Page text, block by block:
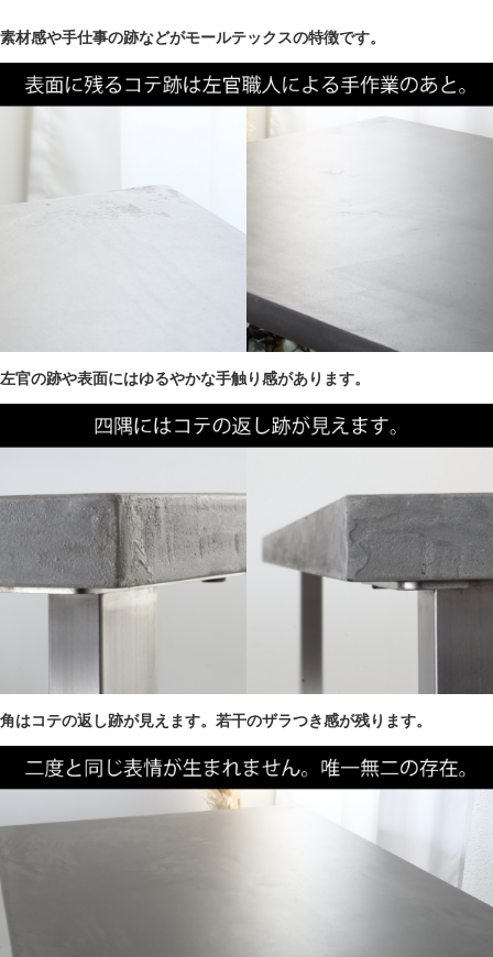
素材感や手仕事の跡などがモールテックスの特徴です。
左官の跡や表面にはゆるやかな手触り感があります。
角はコテの返し跡が見えます。若干のザラつき感が残ります。